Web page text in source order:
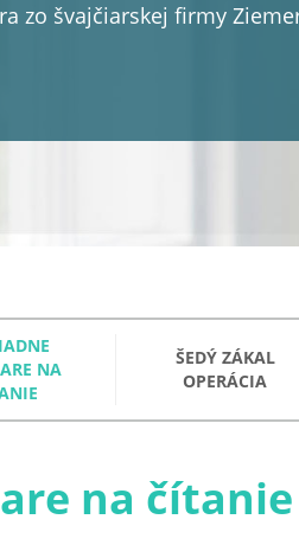
zo švajčiarskej firmy
NA
ŠEDÝ ZÁKAL
OPERÁCIA
na čítanie